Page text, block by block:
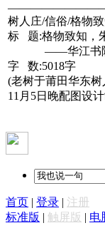
树人庄/信俗/格物
标 题:格物致知，
——华江书院赴
字 数:5018字
(老树于莆田华东树
11月5日晚配图设
首页 | 登录 | 注册
标准版 | 触屏版 | 电